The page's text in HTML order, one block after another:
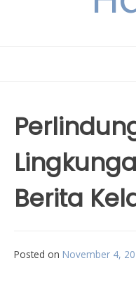
Berita
Posted on November 4,